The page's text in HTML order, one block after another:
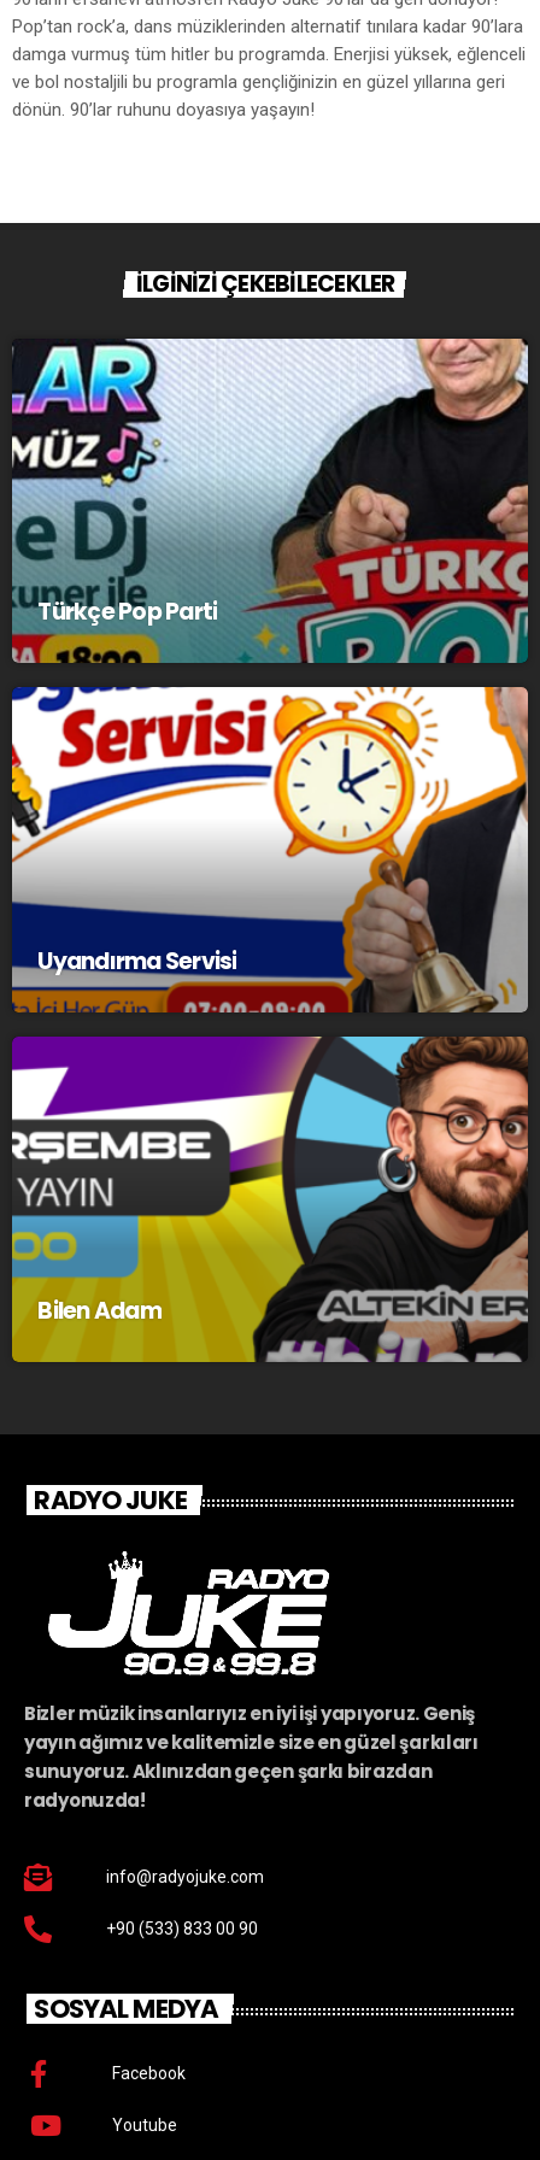
Pop’tan rock’a, dans müziklerinden alternatif tınılara kadar 90’lara
damga vurmuş tüm hitler bu programda. Enerjisi yüksek, eğlenceli
ve bol nostaljili bu programla gençliğinizin en güzel yıllarına geri
dönün. 90’lar ruhunu doyasıya yaşayın!
İLGİNİZİ ÇEKEBİLECEKLER
Türkçe Pop Parti
Uyandırma Servisi
Bilen Adam
RADYO JUKE
Bizler müzik insanlarıyız en iyi işi yapıyoruz. Geniş
yayın ağımız ve kalitemizle size en güzel şarkıları
sunuyoruz. Aklınızdan geçen şarkı birazdan
radyonuzda!
info@radyojuke.com
+90 (533) 833 00 90
SOSYAL MEDYA
Facebook
Youtube